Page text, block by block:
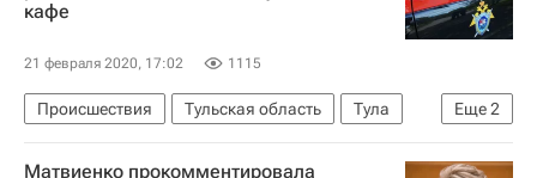
кафе
21 февраля 2020, 17:02 1115
Еще2
Происшествия Тульская область
Тула
Следственный комитет России (СК РФ)
Матвиенко прокомментировала